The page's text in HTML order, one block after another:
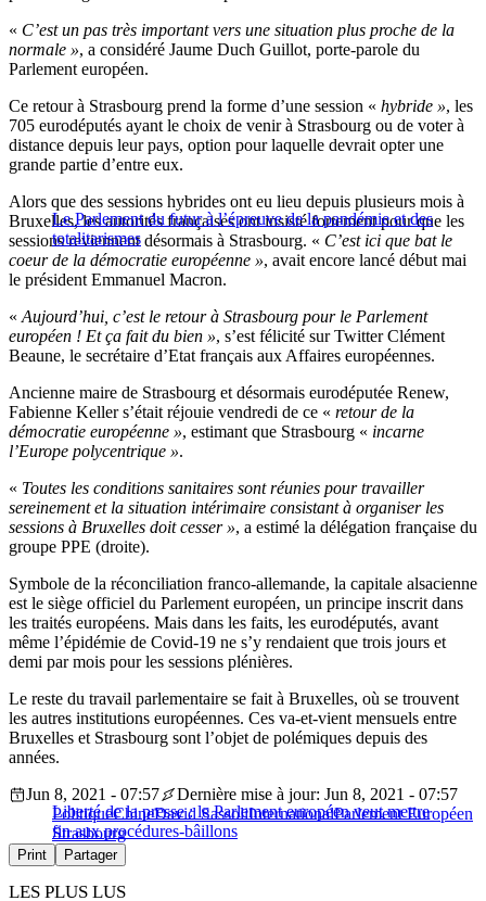
« C’est un pas très important vers une situation plus proche de la
normale », a considéré Jaume Duch Guillot, porte-parole du
Parlement européen.
Ce retour à Strasbourg prend la forme d’une session « hybride », les
705 eurodéputés ayant le choix de venir à Strasbourg ou de voter à
distance depuis leur pays, option pour laquelle devrait opter une
grande partie d’entre eux.
Le Parlement du futur à l’épreuve de la pandémie et des
totalitarismes
Alors que des sessions hybrides ont eu lieu depuis plusieurs mois à
Bruxelles, les autorités françaises ont insisté fortement pour que les
sessions reviennent désormais à Strasbourg. « C’est ici que bat le
coeur de la démocratie européenne », avait encore lancé début mai
le président Emmanuel Macron.
« Aujourd’hui, c’est le retour à Strasbourg pour le Parlement
européen ! Et ça fait du bien », s’est félicité sur Twitter Clément
Beaune, le secrétaire d’Etat français aux Affaires européennes.
Ancienne maire de Strasbourg et désormais eurodéputée Renew,
Fabienne Keller s’était réjouie vendredi de ce « retour de la
démocratie européenne », estimant que Strasbourg « incarne
l’Europe polycentrique ».
« Toutes les conditions sanitaires sont réunies pour travailler
sereinement et la situation intérimaire consistant à organiser les
sessions à Bruxelles doit cesser », a estimé la délégation française du
groupe PPE (droite).
Symbole de la réconciliation franco-allemande, la capitale alsacienne
est le siège officiel du Parlement européen, un principe inscrit dans
les traités européens. Mais dans les faits, les eurodéputés, avant
même l’épidémie de Covid-19 ne s’y rendaient que trois jours et
demi par mois pour les sessions plénières.
Le reste du travail parlementaire se fait à Bruxelles, où se trouvent
les autres institutions européennes. Ces va-et-vient mensuels entre
Bruxelles et Strasbourg sont l’objet de polémiques depuis des
années.
Liberté de la presse : le Parlement européen veut mettre
fin aux procédures-bâillons
Jun 8, 2021 - 07:57
Dernière mise à jour: Jun 8, 2021 - 07:57
PolitiqueChineDavid SassoliInternationalParlement Européen
Strasbourg
Print Partager
LES PLUS LUS